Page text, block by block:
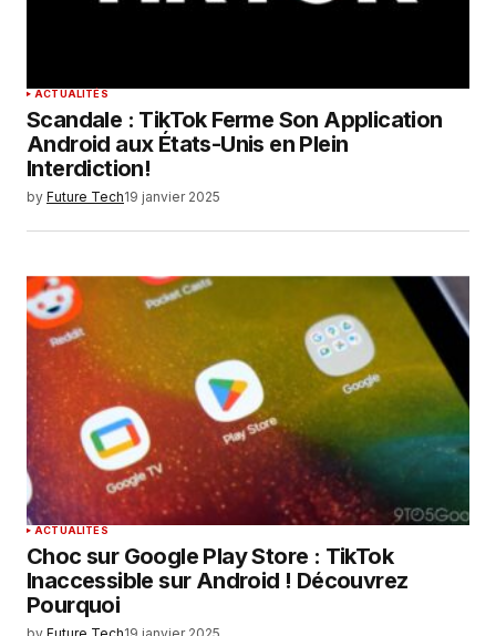
ACTUALITÉS
Scandale : TikTok Ferme Son Application
Android aux États-Unis en Plein
Interdiction!
by Future Tech19 janvier 2025
ACTUALITÉS
Choc sur Google Play Store : TikTok
Inaccessible sur Android ! Découvrez
Pourquoi